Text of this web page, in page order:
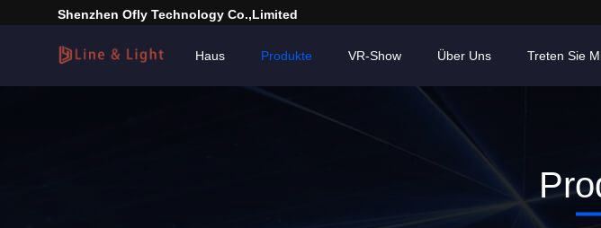
Shenzhen Ofly Technology Co.,Limited
Haus Produkte VR-Show Über Uns Treten Sie